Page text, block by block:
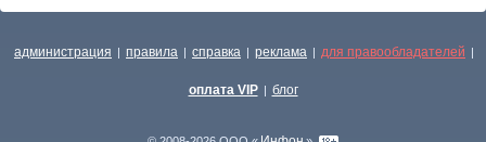
администрация | правила | справка | реклама | для правообладателей |
оплата VIP | блог